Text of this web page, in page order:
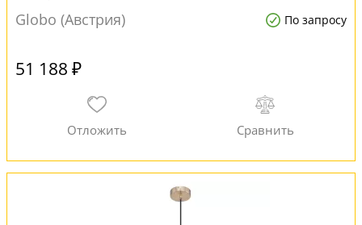
Globo (Австрия)
По запросу
51 188 ₽